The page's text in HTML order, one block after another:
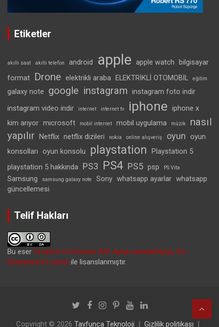
Etiketler
akıllı saat akıllı telefon android apple apple watch bilgisayar
format
Drone elektrikli araba ELEKTRİKLİ OTOMOBİL eğitim
galaxy note google instagram instagram foto indir
instagram video indir
internet internet tv iphone iphone x
kim arıyor microsoft mobil internet mobil uygulama müzik
nasıl
yapılır Netflix netflix dizileri nokia online alışveriş oyun
oyun
konsolları
oyun konsolu playstation
Playstation 5
playstation 5 hakkında PS3 PS4 PS5 psp PS Vita
Samsung samsung galaxy note Sony whatsapp ayarlar whatsapp
güncellemesi
Telif Hakları
Bu eser Creative Commons Atıf-AynıLisanslaPaylaş 4.0
Uluslararası Lisansı ile lisanslanmıştır.
Copyright © 2026 Tayfunca Teknoloji Gizlilik politikası